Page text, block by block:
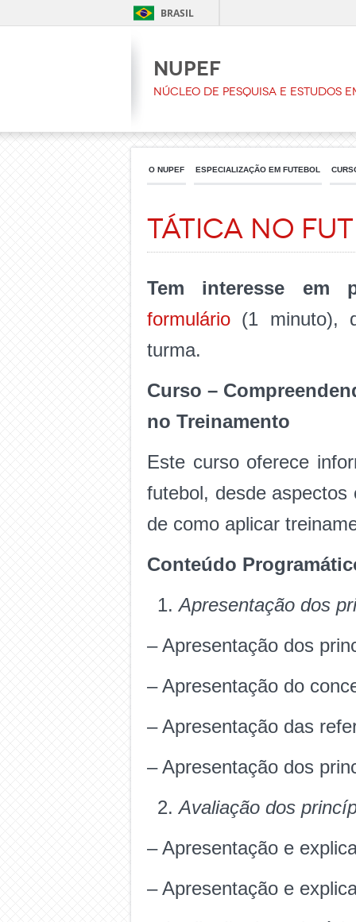
BRASIL
NUPEF
Núcleo de Pesquisa e Estudos
O NUPEF ESPECIALIZAÇÃO EM FUTEBOL
Tática no
Tem interesse em
formulário (1 minuto),
turma.
Curso –
no Treinamento
Este curso oferece
futebol, desde aspectos
de como aplicar
Conteúdo
Apresentação dos
– Apresentação dos
– Apresentação do
– Apresentação das
– Apresentação dos
Avaliação dos
– Apresentação e
– Apresentação e